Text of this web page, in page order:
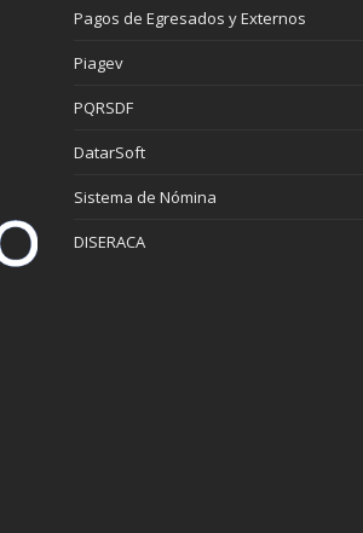
Pagos de Egresados y Externos
Piagev
PQRSDF
DatarSoft
Sistema de Nómina
DISERACA